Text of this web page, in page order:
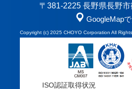
〒381-2225 長野県長野
GoogleMap
Copyright (c) 2025 CHOYO Corporation All
ISO認証取得状況